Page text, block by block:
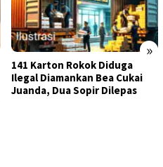
»
141 Karton Rokok Diduga
Ilegal Diamankan Bea Cukai
Juanda, Dua Sopir Dilepas